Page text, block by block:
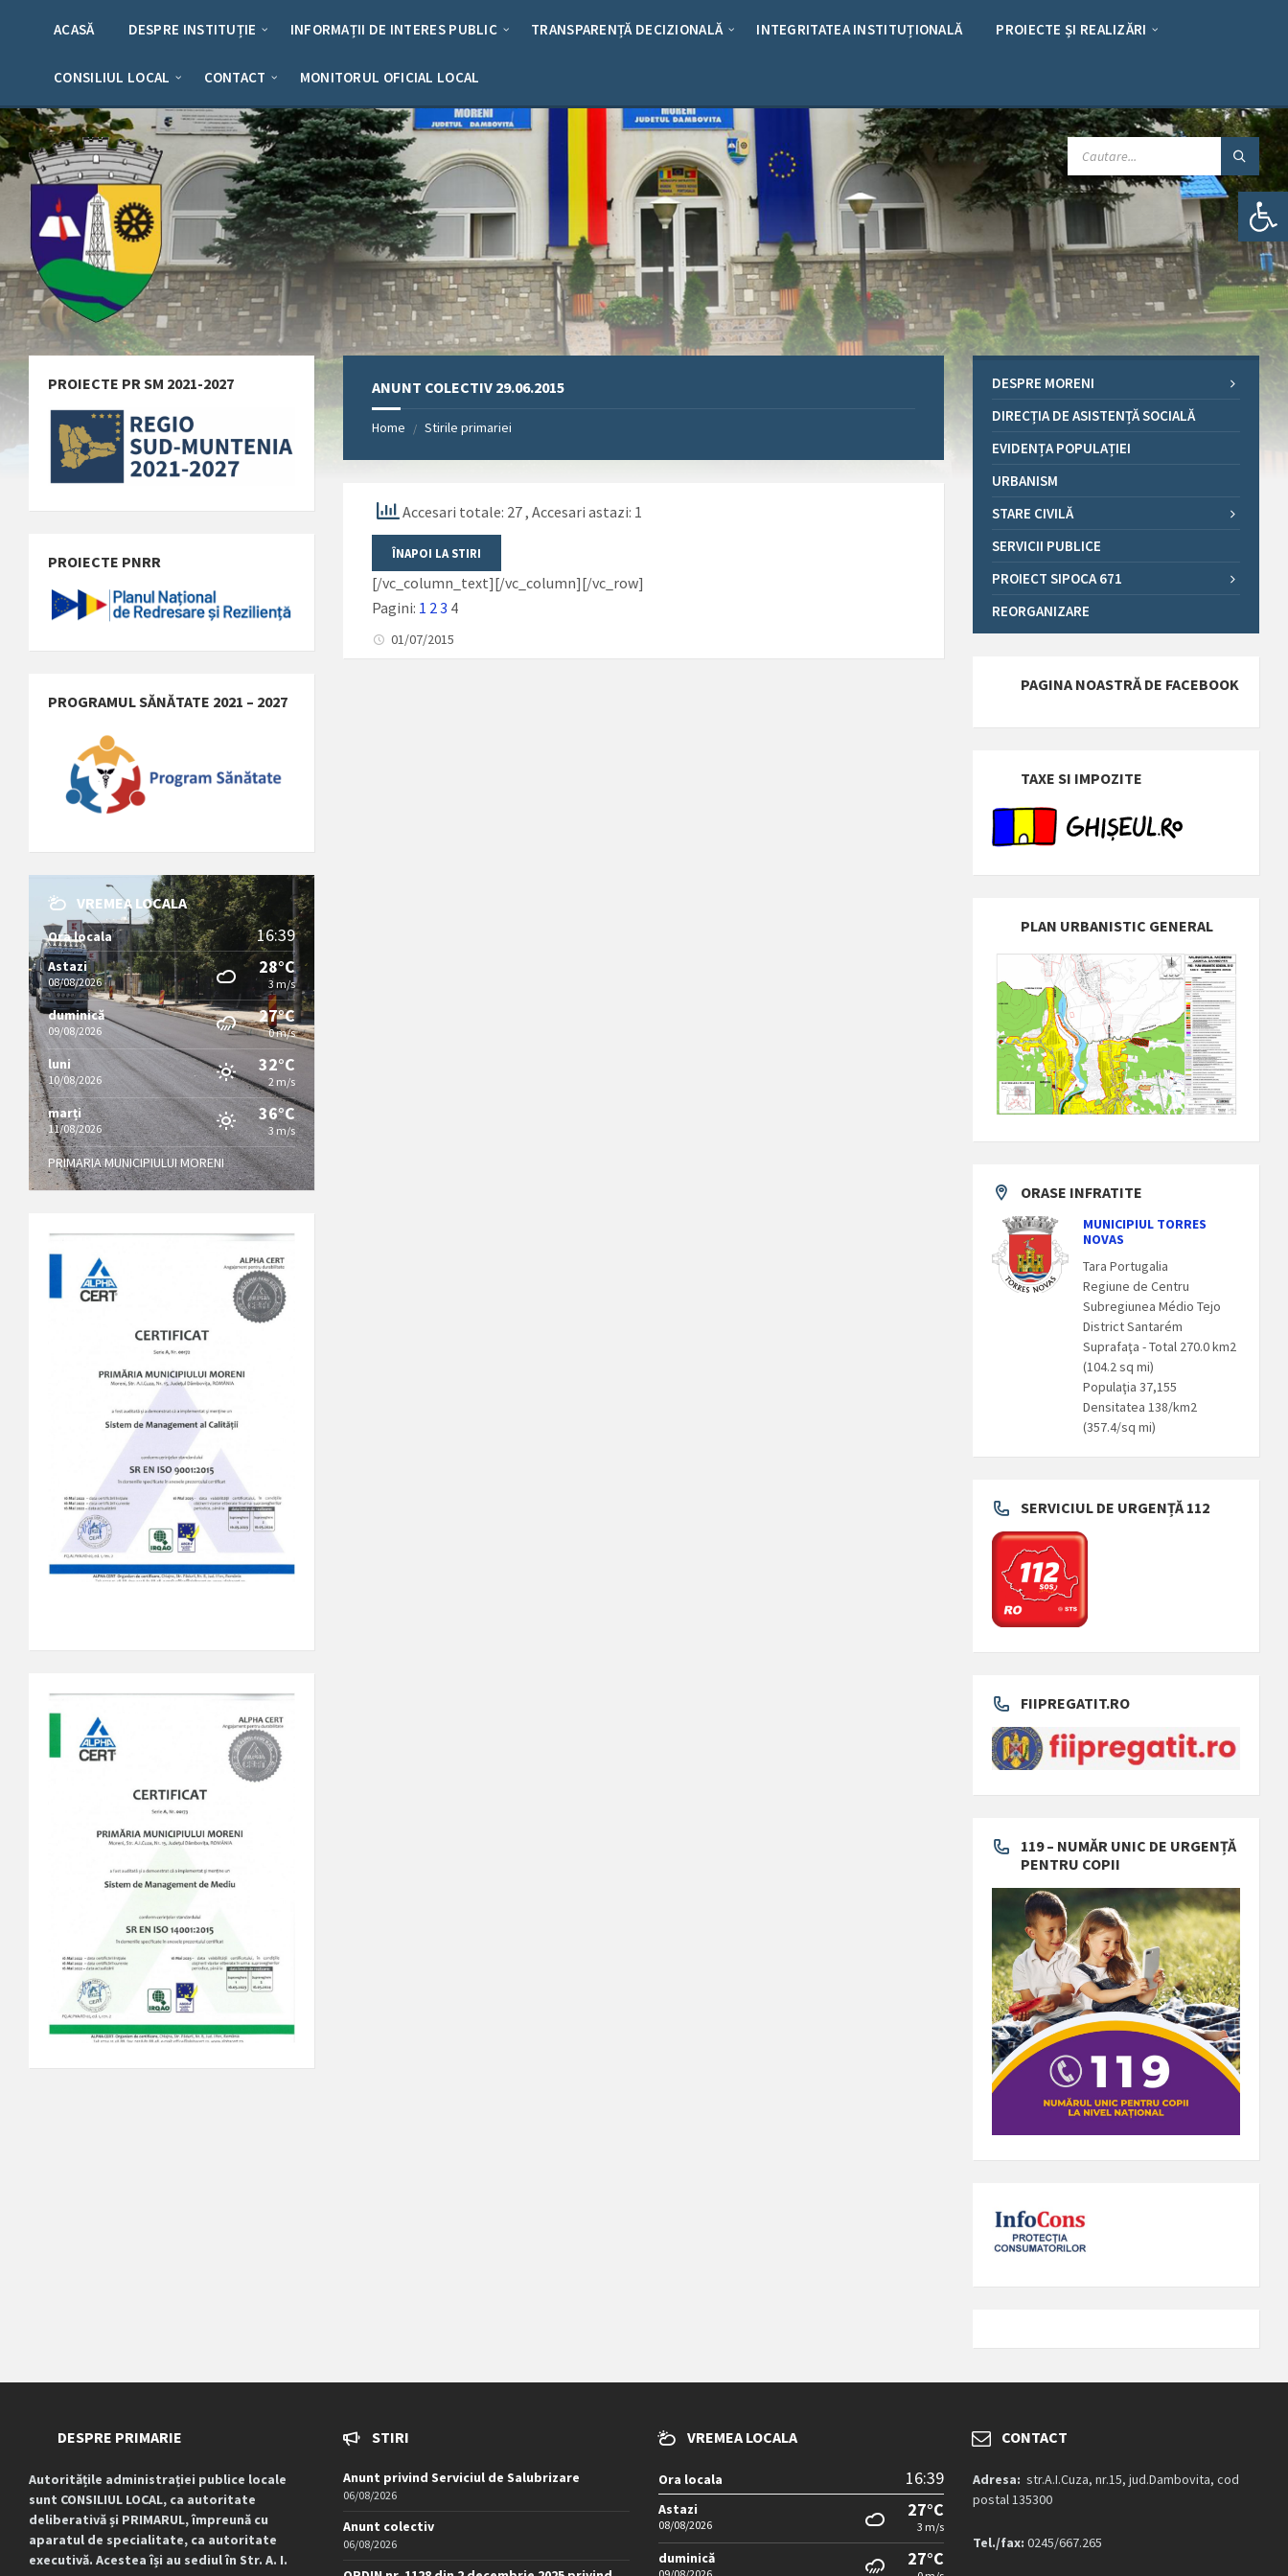
Deschide bara de unelte
ACASĂ DESPRE INSTITUȚIE INFORMAȚII DE INTERES PUBLIC TRANSPARENȚĂ DECIZIONALĂ INTEGRITATEA INSTITUȚIONALĂ PROIECTE ȘI REALIZĂRI
CONSILIUL LOCAL CONTACT MONITORUL OFICIAL LOCAL
CAUTARE:
ANUNT COLECTIV 29.06.2015
Home / Stirile primariei
Accesari totale: 27, Accesari astazi: 1
[/vc_column_text][/vc_column][/vc_row]
Pagini: 1 2 3 4
01/07/2015
PROIECTE PR SM 2021-2027
PROIECTE PNRR
PROGRAMUL SĂNĂTATE 2021 – 2027
VREMEA LOCALA
Ora locala 16:39
Astazi
08/08/2026
28°C
3 m/s
duminică
09/08/2026
27°C
0 m/s
luni
10/08/2026
32°C
2 m/s
marți
11/08/2026
36°C
3 m/s
PRIMARIA MUNICIPIULUI MORENI
DESPRE MORENI
DIRECȚIA DE ASISTENȚĂ SOCIALĂ
EVIDENȚA POPULAȚIEI
URBANISM
STARE CIVILĂ
SERVICII PUBLICE
PROIECT SIPOCA 671
REORGANIZARE
PAGINA NOASTRĂ DE FACEBOOK
TAXE SI IMPOZITE
PLAN URBANISTIC GENERAL
ORASE INFRATITE
MUNICIPIUL TORRES
NOVAS
Tara Portugalia
Regiune de Centru
Subregiunea Médio Tejo
District Santarém
Suprafaţa - Total 270.0 km2
(104.2 sq mi)
Populaţia 37,155
Densitatea 138/km2
(357.4/sq mi)
SERVICIUL DE URGENȚĂ 112
FIIPREGATIT.RO
119 – NUMĂR UNIC DE URGENȚĂ
PENTRU COPII
DESPRE PRIMARIE
Autoritățile administrației publice locale
sunt CONSILIUL LOCAL, ca autoritate
deliberativă și PRIMARUL, împreună cu
aparatul de specialitate, ca autoritate
executivă. Acestea își au sediul în Str. A. I.
STIRI
Anunt privind Serviciul de Salubrizare
06/08/2026
Anunt colectiv
06/08/2026
VREMEA LOCALA
Ora locala 16:39
Astazi
08/08/2026
27°C
3 m/s
duminică 27°C
CONTACT
Adresa: str.A.I.Cuza, nr.15, jud.Dambovita, cod
postal 135300
Tel./fax: 0245/667.265